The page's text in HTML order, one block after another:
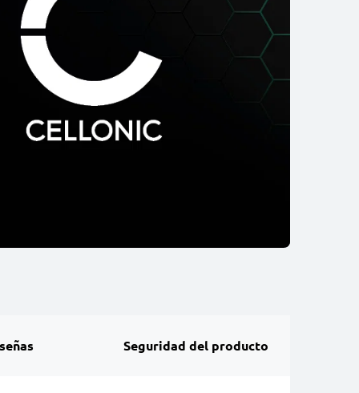
Seguridad del producto